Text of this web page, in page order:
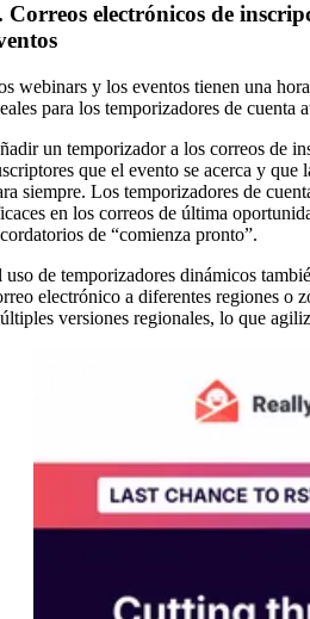
Correos electrónicos de
webinars y los eventos tienen una
para los temporizadores de cuenta
un temporizador a los correos de
que el evento se acerca y que
siempre. Los temporizadores de
en los correos de última
de “comienza pronto”.
uso de temporizadores dinámicos
electrónico a diferentes regiones o
versiones regionales, lo que